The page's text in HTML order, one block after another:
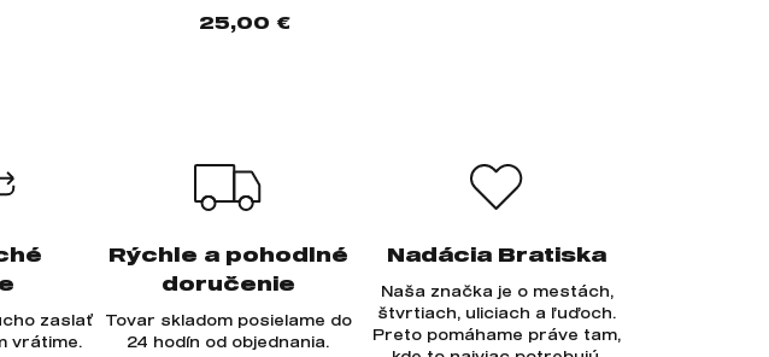
25,00 €
zaslať
vrátime.
Rýchle a pohodlné
doručenie
Tovar skladom posielame do
24 hodín od objednania.
Nadácia Bratiska
Naša značka je o mestách,
štvrtiach, uliciach a ľuďoch.
Preto pomáhame práve tam,